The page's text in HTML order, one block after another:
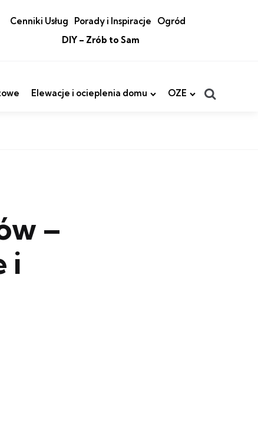
Cenniki Usług Porady i Inspiracje
Ogród
DIY – Zrób to Sam
Elewacje i ocieplenia domu OZE
–
i